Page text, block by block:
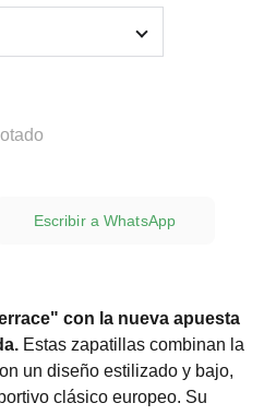
Escribir a WhatsApp
con la nueva apuesta
Estas zapatillas combinan la
un diseño estilizado y bajo,
clásico europeo. Su